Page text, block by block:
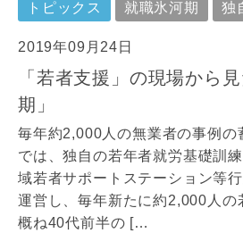
トピックス 就職氷河期 独
2019年09月24日
「若者支援」の現場から
期」
毎年約2,000人の無業者の事例の
では、独自の若年者就労基礎訓
域若者サポートステーション等
運営し、毎年新たに約2,000人の
概ね40代前半の […